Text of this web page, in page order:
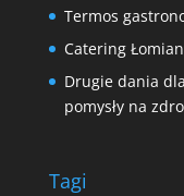
Termos
Catering
Drugie dania
pomysły na
Tagi